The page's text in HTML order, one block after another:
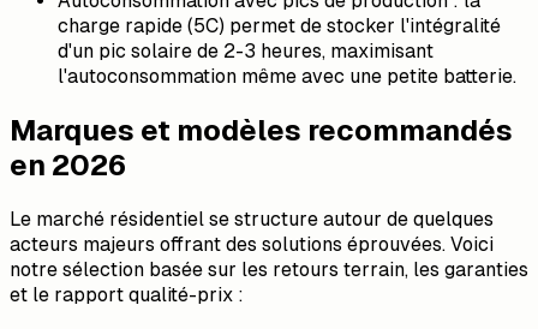
charge rapide (5C) permet de stocker l'intégralité
d'un pic solaire de 2-3 heures, maximisant
l'autoconsommation même avec une petite batterie.
Marques et modèles recommandés
en 2026
Le marché résidentiel se structure autour de quelques
acteurs majeurs offrant des solutions éprouvées. Voici
notre sélection basée sur les retours terrain, les garanties
et le rapport qualité-prix :